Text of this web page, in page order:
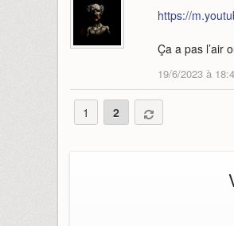
https://
Ça a pas l’air
19/6/2023 à
1 2